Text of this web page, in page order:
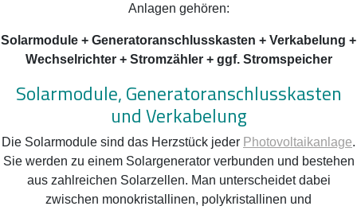
Anlagen gehören:
Solarmodule + Generatoranschlusskasten + Verkabelung +
Wechselrichter + Stromzähler + ggf. Stromspeicher
Solarmodule, Generatoranschlusskasten
und Verkabelung
Die Solarmodule sind das Herzstück jeder Photovoltaikanlage.
Sie werden zu einem Solargenerator verbunden und bestehen
aus zahlreichen Solarzellen. Man unterscheidet dabei
zwischen monokristallinen, polykristallinen und